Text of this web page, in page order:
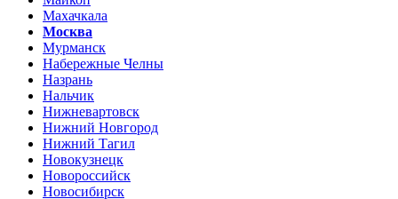
Махачкала
Москва
Мурманск
Набережные Челны
Назрань
Нальчик
Нижневартовск
Нижний Новгород
Нижний Тагил
Новокузнецк
Новороссийск
Новосибирск